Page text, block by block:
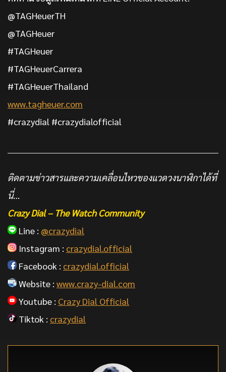
@TAGHeuerTH
@TAGHeuer
#TAGHeuer
#TAGHeuerCarrera
#TAGHeuerThailand
www.tagheuer.com
#crazydial #crazydialofficial
ติดตามข่าวสารและความเคลื่อนไหวของแวดวงนาฬิกาได้ที่
นี่…
Crazy Dial – The Watch Community
Line : @crazydial
Instagram : crazydial.official
Facebook : crazydial.official
Website : www.crazy-dial.com
Youtube : Crazy Dial Official
Tiktok : crazydial